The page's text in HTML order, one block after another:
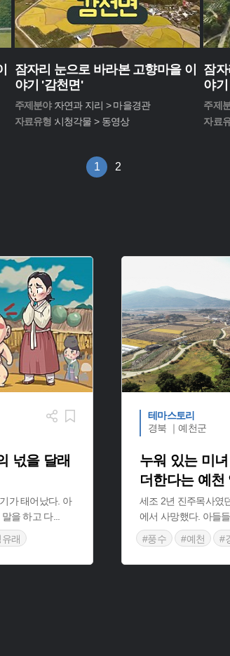
잠자리 눈으로 바라본 고향마을 이
야기 '감천면'
주제분야 :자연과 지리 > 마을경관
자료유형 :시청각물 > 동영상
잠
야
주제
자료
1 2
넋을 달래
가 태어났다. 아
을 하고 다...
래
테마스토리
경북 ｜예천군
누워 있는 미
더한다는 예천
세조 2년 진주목사였
에서 사망했다. 아들
#풍수
#예천
#